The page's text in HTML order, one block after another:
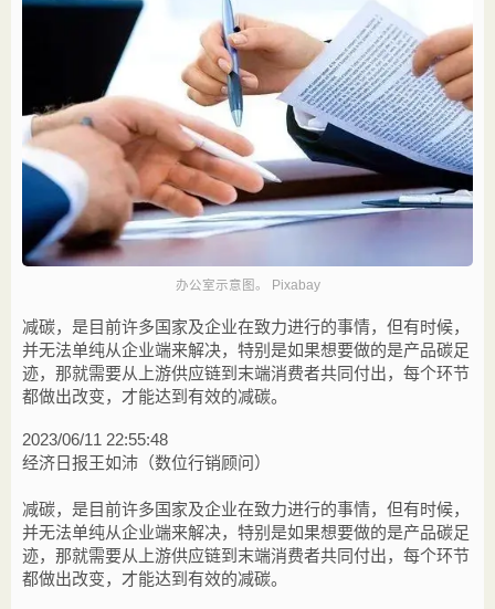
办公室示意图。 Pixabay
减碳，是目前许多国家及企业在致力进行的事情，但有时候，
并无法单纯从企业端来解决，特别是如果想要做的是产品碳足
迹，那就需要从上游供应链到末端消费者共同付出，每个环节
都做出改变，才能达到有效的减碳。
2023/06/11 22:55:48
经济日报王如沛（数位行销顾问）
减碳，是目前许多国家及企业在致力进行的事情，但有时候，
并无法单纯从企业端来解决，特别是如果想要做的是产品碳足
迹，那就需要从上游供应链到末端消费者共同付出，每个环节
都做出改变，才能达到有效的减碳。